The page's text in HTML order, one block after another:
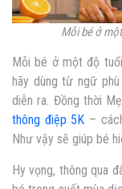
Mỗi bé ở
Mỗi bé ở một độ
hãy dùng từ ngữ
diễn ra. Đồng thời
thông điệp 5K –
Như vậy sẽ giúp bé
Hy vọng, thông qua